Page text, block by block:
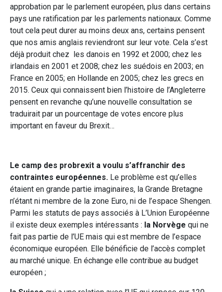
approbation par le parlement européen, plus dans certains
pays une ratification par les parlements nationaux. Comme
tout cela peut durer au moins deux ans, certains pensent
que nos amis anglais reviendront sur leur vote. Cela s’est
déjà produit chez les danois en 1992 et 2000; chez les
irlandais en 2001 et 2008; chez les suédois en 2003; en
France en 2005; en Hollande en 2005; chez les grecs en
2015. Ceux qui connaissent bien l’histoire de l’Angleterre
pensent en revanche qu’une nouvelle consultation se
traduirait par un pourcentage de votes encore plus
important en faveur du Brexit…
Le camp des probrexit a voulu s’affranchir des
contraintes européennes. Le problème est qu’elles
étaient en grande partie imaginaires, la Grande Bretagne
n’étant ni membre de la zone Euro, ni de l’espace Shengen.
Parmi les statuts de pays associés à L’Union Européenne
il existe deux exemples intéressants : la Norvège qui ne
fait pas partie de l’UE mais qui est membre de l’espace
économique européen. Elle bénéficie de l’accès complet
au marché unique. En échange elle contribue au budget
européen ;